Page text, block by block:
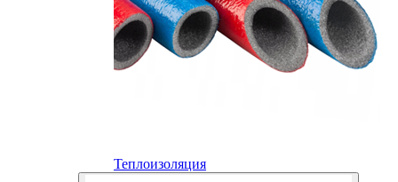
Теплоизоляция